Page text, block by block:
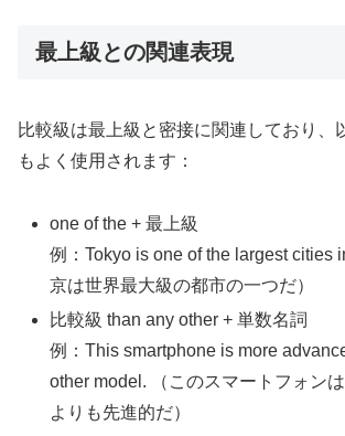
最上級との関連表現
比較級は最上級と密接に関連しており、
もよく使用されます：
one of the + 最上級
例：Tokyo is one of the largest cities
京は世界最大級の都市の一つだ）
比較級 than any other + 単数名詞
例：This smartphone is more
other model. （このスマートフォン
よりも先進的だ）